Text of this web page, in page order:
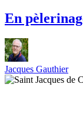
En
Jacques Gauthier